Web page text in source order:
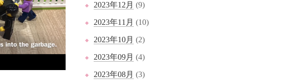
2023年12月 (9)
2023年11月 (10)
2023年10月 (2)
2023年09月 (4)
2023年08月 (3)